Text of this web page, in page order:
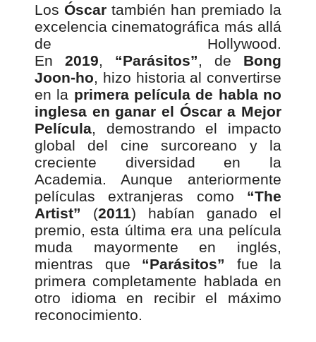
Los Óscar también han premiado la
excelencia cinematográfica más allá
de Hollywood.
En 2019, “Parásitos”, de Bong
Joon-ho, hizo historia al convertirse
en la primera película de habla no
inglesa en ganar el Óscar a Mejor
Película, demostrando el impacto
global del cine surcoreano y la
creciente diversidad en la
Academia. Aunque anteriormente
películas extranjeras como “The
Artist” (2011) habían ganado el
premio, esta última era una película
muda mayormente en inglés,
mientras que “Parásitos” fue la
primera completamente hablada en
otro idioma en recibir el máximo
reconocimiento.